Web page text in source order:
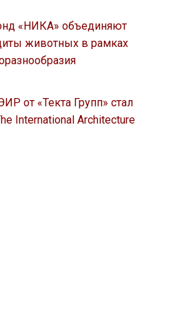
«НИКА» объединяют
животных в рамках
от «Текта Групп» стал
International Architecture